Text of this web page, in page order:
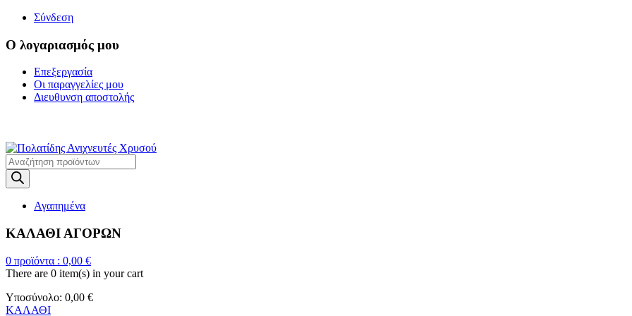
Σύνδεση
Ο λογαριασμός μου
Επεξεργασία
Οι παραγγελίες μου
Διευθυνση αποστολής
Products
search
Αγαπημένα
ΚΑΛΑΘΙ ΑΓΟΡΩΝ
0 προϊόντα : 0,00 €
There are 0 item(s) in your cart
Υποσύνολο: 0,00 €
ΚΑΛΑΘΙ